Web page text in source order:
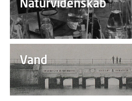
Naturvidenskab
Vand